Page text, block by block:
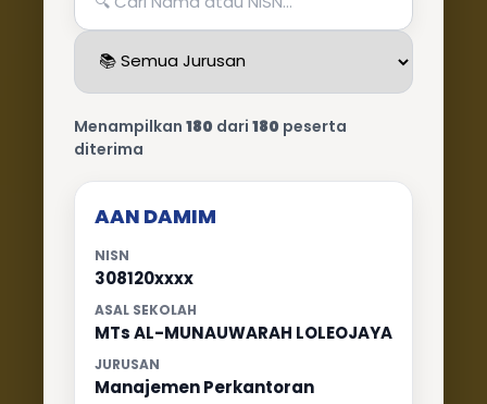
Menampilkan 180 dari 180 peserta
diterima
AAN DAMIM
NISN
308120xxxx
ASAL SEKOLAH
MTs AL-MUNAUWARAH LOLEOJAYA
JURUSAN
Manajemen Perkantoran